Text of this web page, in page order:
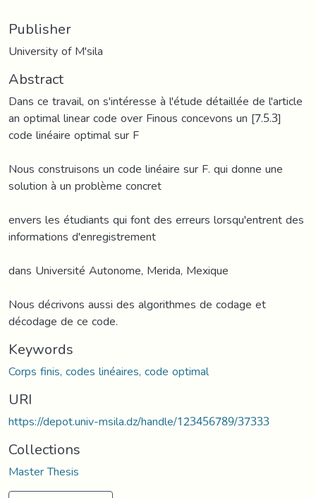
Publisher
University of M'sila
Abstract
Dans ce travail, on s'intéresse à l'étude détaillée de l'article
an optimal linear code over Finous concevons un [7.5.3]
code linéaire optimal sur F
Nous construisons un code linéaire sur F. qui donne une
solution à un problème concret
envers les étudiants qui font des erreurs lorsqu'entrent des
informations d'enregistrement
dans Université Autonome, Merida, Mexique
Nous décrivons aussi des algorithmes de codage et
décodage de ce code.
Keywords
Corps finis, codes linéaires, code optimal
URI
https://depot.univ-msila.dz/handle/123456789/37333
Collections
Master Thesis